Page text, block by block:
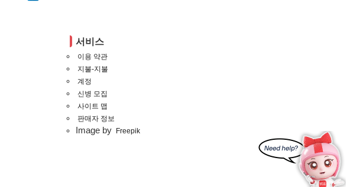
서비스
이용 약관
지불-지불
계정
신병 모집
사이트 맵
판매자 정보
Image by Freepik